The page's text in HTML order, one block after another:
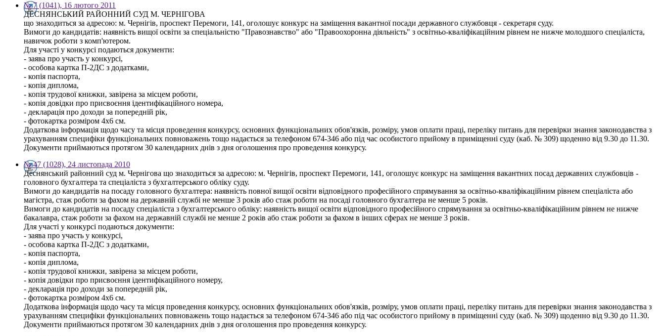
№ 7 (1041), 16 лютого 2011
ДЕСНЯНСЬКИЙ РАЙОННИЙ СУД М. ЧЕРНІГОВА
що знаходиться за адресою: м. Чернігів, проспект Перемоги, 141, оголошує конкурс на заміщення вакантної посади державного службовця - секретаря суду.
Вимоги до кандидатів: наявність вищої освіти за спеціальністю "Правознавство" або "Правоохоронна діяльність" з освітньо-кваліфікаційним рівнем не нижче молодшого спеціаліста,
навичок роботи з комп'ютером.
Для участі у конкурсі подаються документи:
- заява про участь у конкурсі,
- особова картка П-2ДС з додатками,
- копія паспорта,
- копія диплома,
- копія трудової книжки, завірена за місцем роботи,
- копія довідки про присвоєння ідентифікаційного номера,
- декларація про доходи за попередній рік,
- фотокартка розміром 4х6 см.
Додаткова інформація щодо часу та місця проведення конкурсу, основних функціональних обов'язків, розміру, умов оплати праці, переліку питань для перевірки знання законодавства з
урахуванням специфіки функціональних повноважень тощо надається за телефоном 674-346 або під час особистого прийому в приміщенні суду (каб. № 309) щоденно від 9.30 до 11.30.
Документи приймаються протягом 30 календарних днів з дня оголошення про проведення конкурсу.
№ 47 (1028), 24 листопада 2010
Деснянський районний суд м. Чернігова що знаходиться за адресою: м. Чернігів, проспект Перемоги, 141, оголошує конкурс на заміщення вакантних посад державних службовців -
головного бухгалтера та спеціаліста з бухгалтерського обліку суду.
Вимоги до кандидатів на посаду головного бухгалтера: наявність повної вищої освіти відповідного професійного спрямування за освітньо-кваліфікаційним рівнем спеціаліста або
магістра, стаж роботи за фахом на державній службі не менше 3 років або стаж роботи на посаді головного бухгалтера не менше 5 років.
Вимоги до кандидатів на посаду спеціаліста з бухгалтерського обліку: наявність вищої освіти відповідного професійного спрямування за освітньо-кваліфікаційним рівнем не нижче
бакалавра, стаж роботи за фахом на державній службі не менше 2 років або стаж роботи за фахом в інших сферах не менше 3 років.
Для участі у конкурсі подаються документи:
- заява про участь у конкурсі,
- особова картка П-2ДС з додатками,
- копія паспорта,
- копія диплома,
- копія трудової книжки, завірена за місцем роботи,
- копія довідки про присвоєння ідентифікаційного номеру,
- декларація про доходи за попередній рік,
- фотокартка розміром 4х6 см.
Додаткова інформація щодо часу та місця проведення конкурсу, основних функціональних обов'язків, розміру, умов оплати праці, переліку питань для перевірки знання законодавства з
урахуванням специфіки функціональних повноважень тощо надається за телефоном 674-346 або під час особистого прийому в приміщенні суду (каб. № 309) щоденно від 9.30 до 11.30.
Документи приймаються протягом 30 календарних днів з дня оголошення про проведення конкурсу.